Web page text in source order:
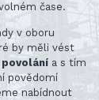
čase.
v oboru
by měli vést
povolání a s tím
povědomí
nabídnout